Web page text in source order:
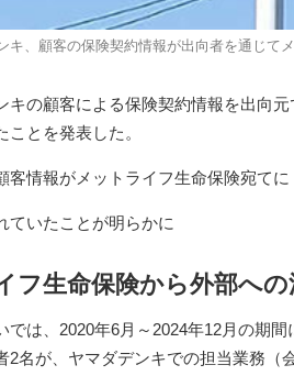
キ、顧客の保険契約情報が出向者を通じて
キの顧客による保険契約情報を出向
とを発表した。
客情報がメットライフ生命保険宛てに
ていたことが明らかに
フ生命保険から外部への
では、2020年6月～2024年12月の期
2名が、ヤマダデンキでの担当業務（